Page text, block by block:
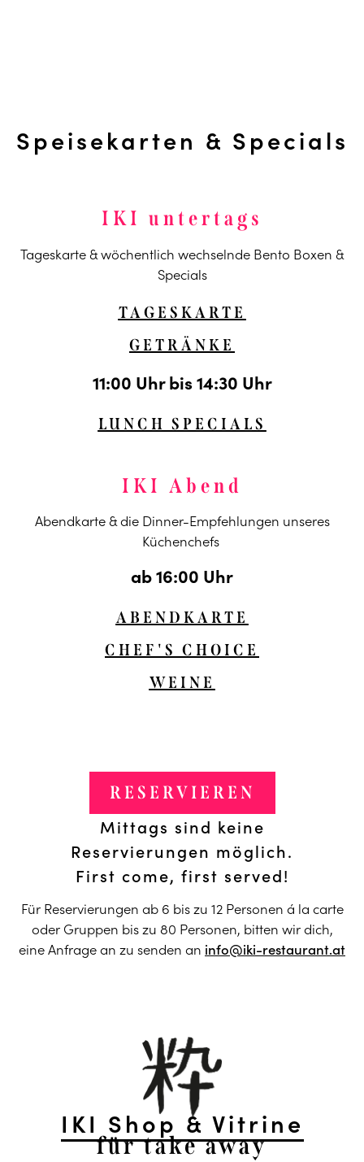
Speisekarten & Specials
IKI untertags
Tageskarte & wöchentlich wechselnde Bento Boxen &
Specials
TAGESKARTE
GETRÄNKE
11:00 Uhr bis 14:30 Uhr
LUNCH SPECIALS
IKI Abend
Abendkarte & die Dinner-Empfehlungen unseres
Küchenchefs
ab 16:00 Uhr
ABENDKARTE
CHEF'S CHOICE
WEINE
RESERVIEREN
Mittags sind keine
Reservierungen möglich.
First come, first served!
Für Reservierungen ab 6 bis zu 12 Personen á la carte
oder Gruppen bis zu 80 Personen, bitten wir dich,
eine Anfrage an zu senden an info@iki-restaurant.at
IKI Shop & Vitrine
für take away